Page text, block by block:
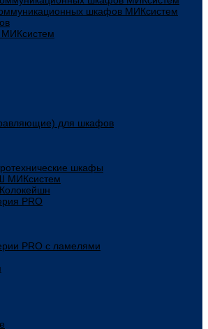
шкафов МИКсистем
для шкафов
шкафы
МИКсистем
PRO
PRO с ламелями